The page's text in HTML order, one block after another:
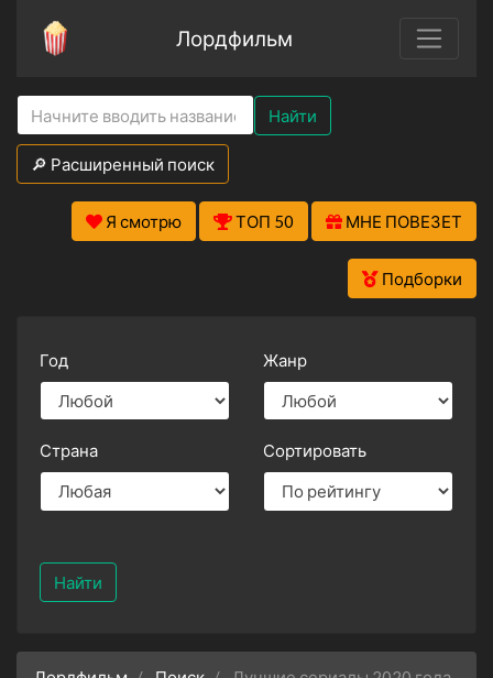
Лордфильм
Найти
🔎 Расширенный поиск
Я смотрю ТОП 50 МНЕ ПОВЕЗЕТ
Подборки
Год Жанр
Страна Сортировать
Найти